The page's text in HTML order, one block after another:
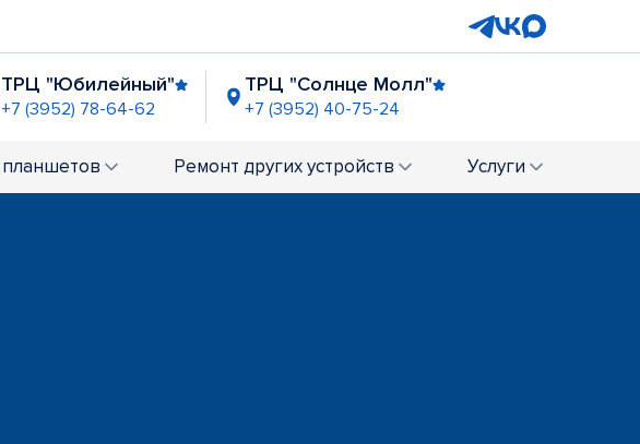
ТРЦ "Юбилейный"
+7 (3952) 78-64-62
ТРЦ "Солнце Молл"
+7 (3952) 40-75-24
+7 (3952) 48-01-78
планшетов Ремонт других устройств Услуги